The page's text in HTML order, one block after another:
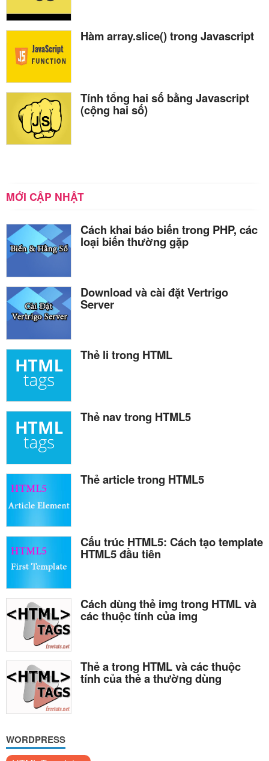
Hàm array.slice() trong Javascript
Tính tổng hai số bằng Javascript
(cộng hai số)
MỚI CẬP NHẬT
Cách khai báo biến trong PHP, các
loại biến thường gặp
Download và cài đặt Vertrigo
Server
Thẻ li trong HTML
Thẻ nav trong HTML5
Thẻ article trong HTML5
Cấu trúc HTML5: Cách tạo template
HTML5 đầu tiên
Cách dùng thẻ img trong HTML và
các thuộc tính của img
Thẻ a trong HTML và các thuộc
tính của thẻ a thường dùng
WORDPRESS